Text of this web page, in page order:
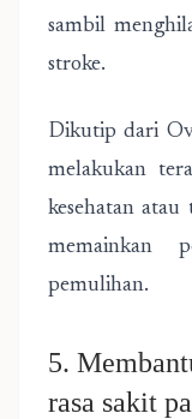
sambil
stroke.
Dikutip dari
melakukan
kesehatan
memainkan
pemulihan.
5.
rasa sakit